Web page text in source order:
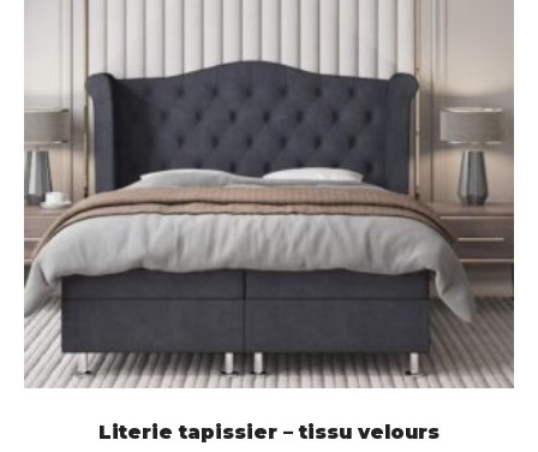
LIRE LA SUITE
Literie tapissier – tissu velours